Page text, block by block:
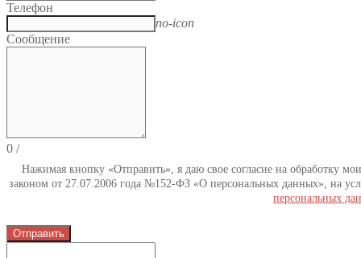
Телефон
no-icon
Сообщение
0 /
Нажимая кнопку «Отправить», я даю свое согласие на обработку
законом от 27.07.2006 года №152-ФЗ «О персональных данных», на
персональных
Отправить